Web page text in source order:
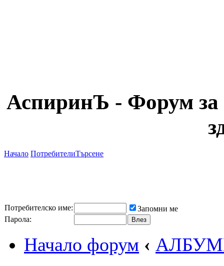
АспиринЪ - Форум за
Начало ПотребителиТърсене
Потребителско име:
Запомни ме
Парола:
Начало форум ‹